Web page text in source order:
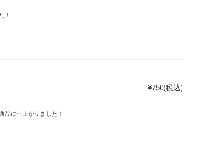
！
¥750(税込)
品に仕上がりました！